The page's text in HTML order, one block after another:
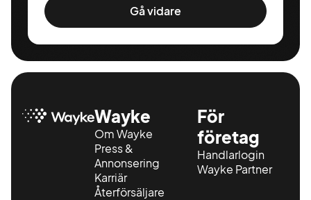
Gå vidare
Wayke
Om Wayke
Press &
Annonsering
Karriär
Återförsäljare
För
företag
Handlarlogin
Wayke Partner